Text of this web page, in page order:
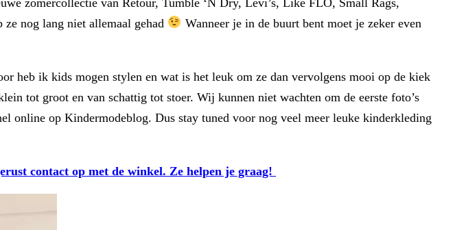
nog lang niet allemaal gehad
Wanneer je in de buurt bent moet je zeker even
heb ik kids mogen stylen en wat is het leuk om ze dan vervolgens mooi op de kiek
tot groot en van schattig tot stoer. Wij kunnen niet wachten om de eerste foto’s
online op Kindermodeblog. Dus stay tuned voor nog veel meer leuke kinderkleding
contact op met de winkel. Ze helpen je graag!